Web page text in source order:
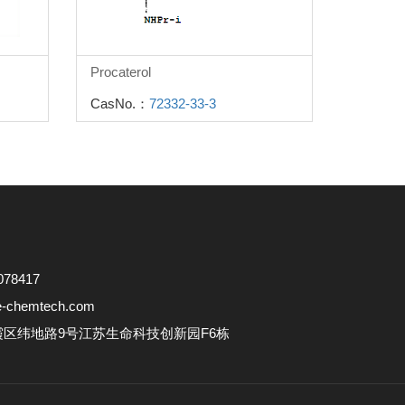
Procaterol
CasNo.： 72332-33-3
chemtech.com
纬地路9号江苏生命科技创新园F6栋